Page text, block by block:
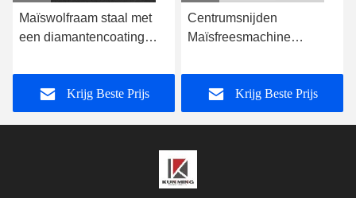
Centrumsnijden
Maïsfreesmachine
freesmachine
Krijg Beste Prijs
Met diamant beklede PCD-
freesmachine Freesmachine
koolstofvezelglasvezelgrafiet
Krijg Beste Prijs